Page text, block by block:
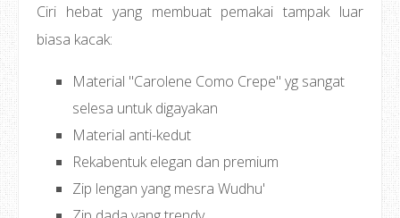
Ciri hebat yang membuat pemakai tampak luar
biasa kacak:
Material "Carolene Como Crepe" yg sangat
selesa untuk digayakan
Material anti-kedut
Rekabentuk elegan dan premium
Zip lengan yang mesra Wudhu'